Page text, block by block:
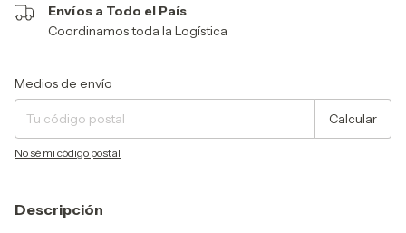
Envíos a Todo el País
Coordinamos toda la Logística
Entregas para el CP:
Medios de envío
Calcular
No sé mi código postal
Descripción